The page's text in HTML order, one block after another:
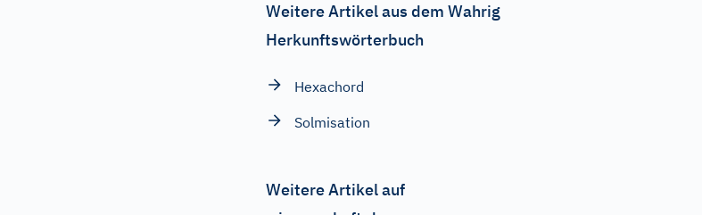
Weitere Artikel aus dem Wahrig
Herkunftswörterbuch
Hexachord
Solmisation
Weitere Artikel auf